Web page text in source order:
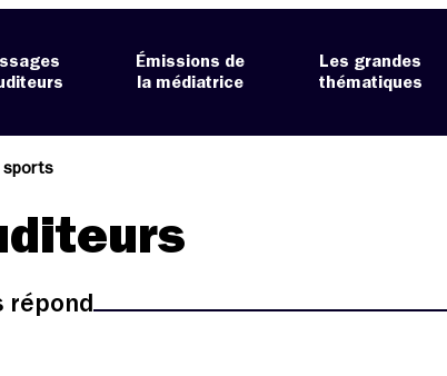
Émissions de
la médiatrice
Les grandes
thématiques
sports
répond